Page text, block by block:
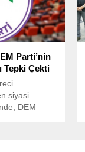
Parti’nin
Tepki Çekti
siyasi
DEM